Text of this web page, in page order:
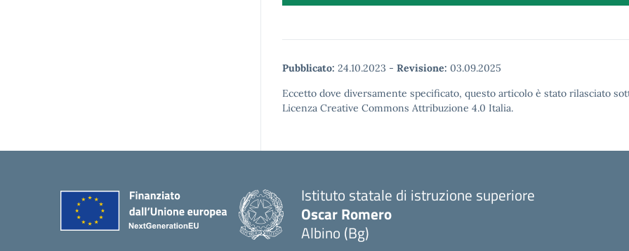
Pubblicato: 24.10.2023 - Revisione: 03.09.2025
Eccetto dove diversamente specificato, questo articolo è stato rilasciato
Licenza Creative Commons Attribuzione 4.0 Italia.
Istituto statale di istruzione superiore
Oscar Romero
Albino (Bg)